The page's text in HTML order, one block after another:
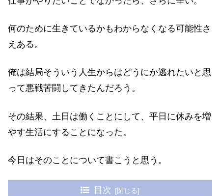
何のために生きているかもわからなくなる可能性さ
えある。
俺は結局そういう人生からはどうにか逃れたいと思
って悪戦苦闘してきたんだろう。
その結果、土日は働くことにして、平日に休みを増
やす生活にすることになった。
今日はそのことについて書こうと思う。
目次